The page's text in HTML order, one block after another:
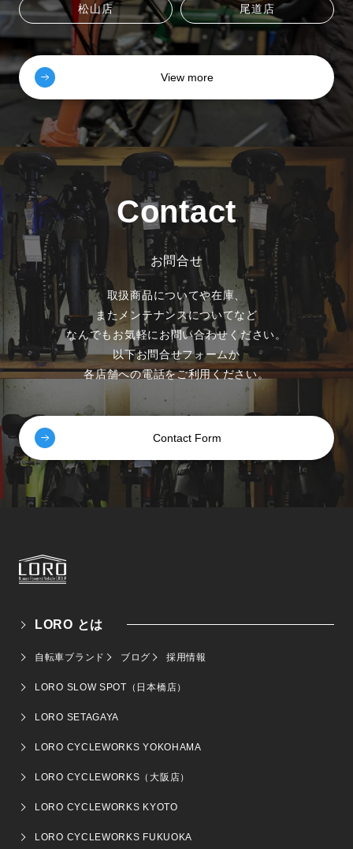
松山店 尾道店
View more
Contact
お問合せ
取扱商品についてや在庫、
またメンテナンスについてなど
なんでもお気軽にお問い合わせください。
以下お問合せフォームか
各店舗への電話をご利用ください。
Contact Form
LORO とは
自転車ブランド ブログ 採用情報
LORO SLOW SPOT（日本橋店）
LORO SETAGAYA
LORO CYCLEWORKS YOKOHAMA
LORO CYCLEWORKS（大阪店）
LORO CYCLEWORKS KYOTO
LORO CYCLEWORKS FUKUOKA